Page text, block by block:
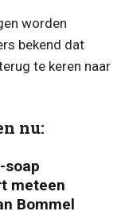
worden
bekend dat
te keren naar
nu:
soap
meteen
Bommel